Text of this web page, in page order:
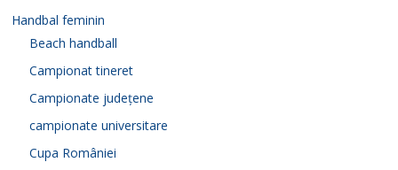
Handbal feminin
Beach handball
Campionat tineret
Campionate județene
campionate universitare
Cupa României